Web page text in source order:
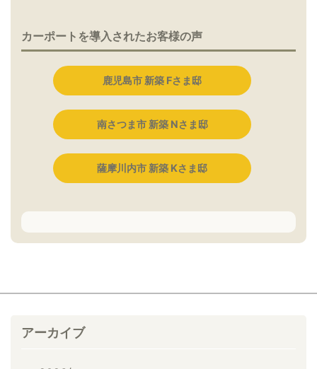
カーポートを導入されたお客様の声
鹿児島市 新築 Fさま邸
南さつま市 新築 Nさま邸
薩摩川内市 新築 Kさま邸
アーカイブ